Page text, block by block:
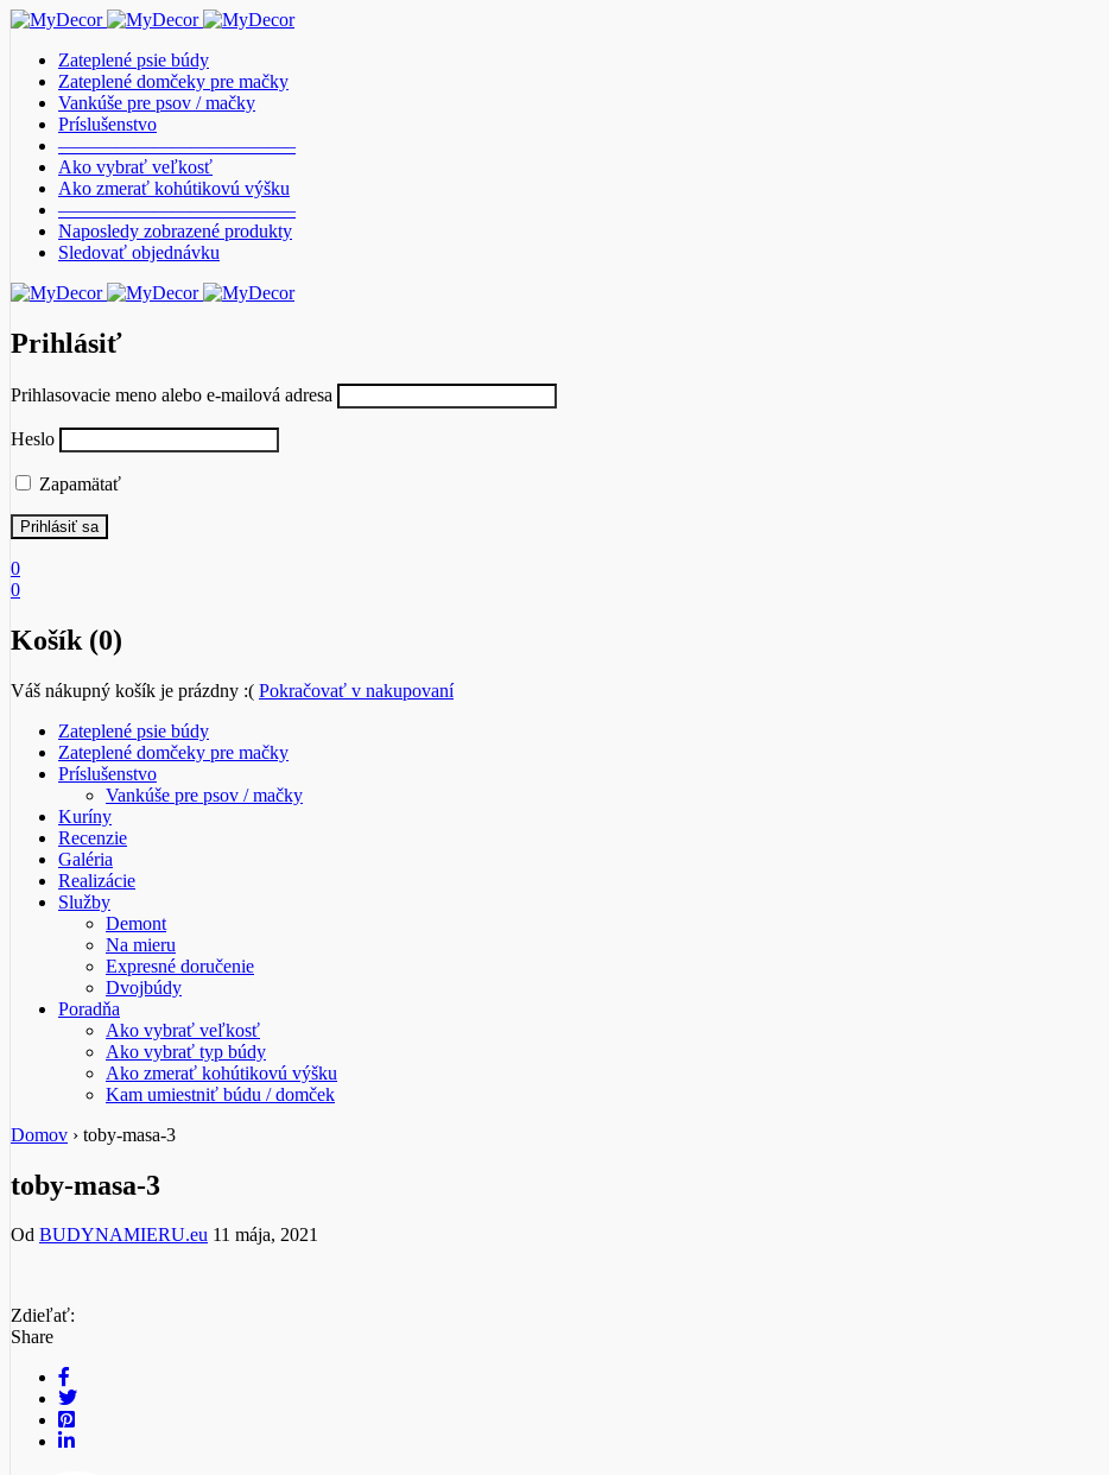
Zateplené psie búdy
Zateplené domčeky pre mačky
Vankúše pre psov / mačky
Príslušenstvo
————————————–
Ako vybrať veľkosť
Ako zmerať kohútikovú výšku
————————————–
Naposledy zobrazené produkty
Sledovať objednávku
Prihlásiť
Prihlasovacie meno alebo e-mailová adresa
Heslo
Zapamätať
0
0
Košík (0)
Váš nákupný košík je prázdny :( Pokračovať v nakupovaní
Zateplené psie búdy
Zateplené domčeky pre mačky
Príslušenstvo
Vankúše pre psov / mačky
Kuríny
Recenzie
Galéria
Realizácie
Služby
Demont
Na mieru
Expresné doručenie
Dvojbúdy
Poradňa
Ako vybrať veľkosť
Ako vybrať typ búdy
Ako zmerať kohútikovú výšku
Kam umiestniť búdu / domček
Domov › toby-masa-3
toby-masa-3
Od BUDYNAMIERU.eu 11 mája, 2021
Zdieľať:
Share